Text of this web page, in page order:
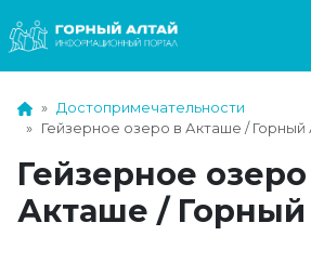
Достопримечательности
Гейзерное озеро в Акташе / Горный
Гейзерное
Акташе / Горный